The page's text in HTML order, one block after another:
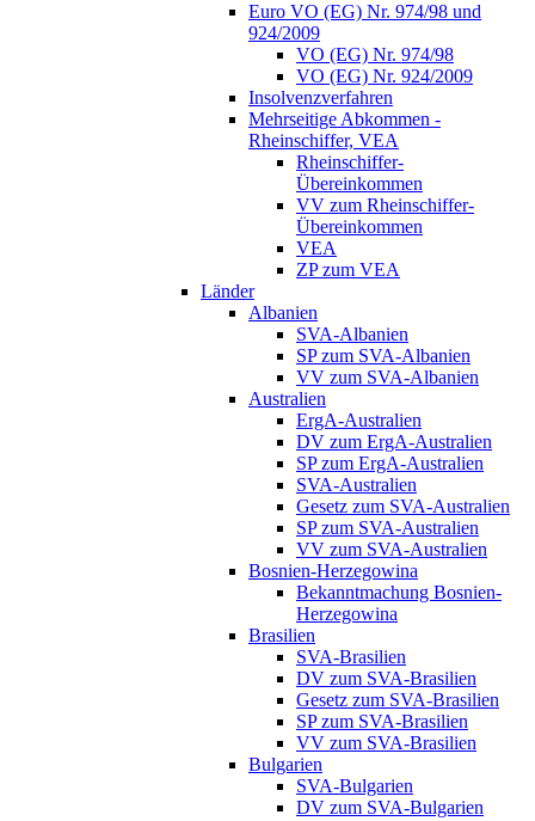
Euro VO (EG) Nr. 974/98 und
924/2009
VO (EG) Nr. 974/98
VO (EG) Nr. 924/2009
Insolvenzverfahren
Mehrseitige Abkommen -
Rheinschiffer, VEA
Rheinschiffer-
Übereinkommen
VV zum Rheinschiffer-
Übereinkommen
VEA
ZP zum VEA
Länder
Albanien
SVA-Albanien
SP zum SVA-Albanien
VV zum SVA-Albanien
Australien
ErgA-Australien
DV zum ErgA-Australien
SP zum ErgA-Australien
SVA-Australien
Gesetz zum SVA-Australien
SP zum SVA-Australien
VV zum SVA-Australien
Bosnien-Herzegowina
Bekanntmachung Bosnien-
Herzegowina
Brasilien
SVA-Brasilien
DV zum SVA-Brasilien
Gesetz zum SVA-Brasilien
SP zum SVA-Brasilien
VV zum SVA-Brasilien
Bulgarien
SVA-Bulgarien
DV zum SVA-Bulgarien